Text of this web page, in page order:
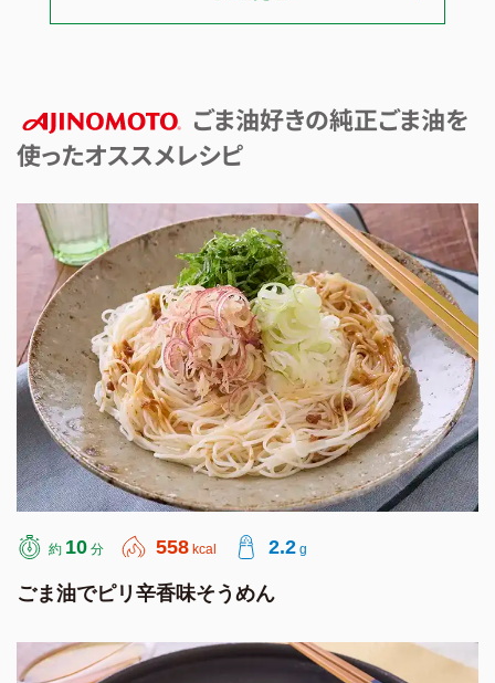
AJINOMOTO
ごま油好きの純正ごま油を
使ったオススメレシピ
約 10 分 558 kcal 2.2 g
ごま油でピリ辛香味そうめん